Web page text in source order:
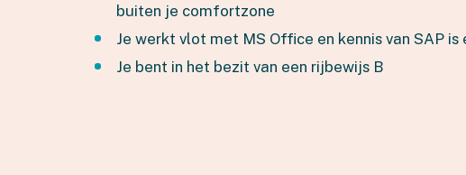
buiten je comfortzone
Je werkt vlot met MS Office en kennis van SAP
Je bent in het bezit van een rijbewijs B